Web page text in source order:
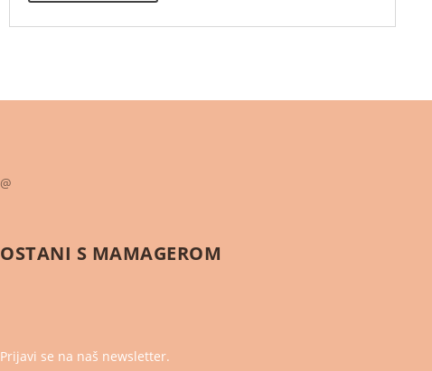
@
OSTANI S MAMAGEROM
Prijavi se na naš newsletter.